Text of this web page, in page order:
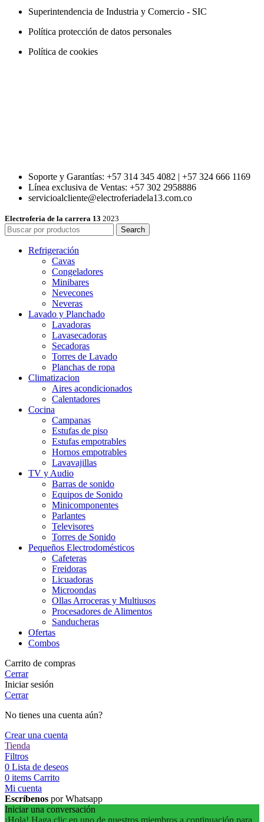
Superintendencia de Industria y Comercio - SIC
Política protección de datos personales
Política de cookies
Soporte y Garantías: +57 314 345 4082 | +57 324 666 1169
Línea exclusiva de Ventas: +57 302 2958886
servicioalcliente@electroferiadela13.com.co
Electroferia de la carrera 13 2023
Search
Refrigeración
Cavas
Congeladores
Minibares
Nevecones
Neveras
Lavado y Planchado
Lavadoras
Lavasecadoras
Secadoras
Torres de Lavado
Planchas de ropa
Climatizacion
Aires acondicionados
Calentadores
Cocina
Campanas
Estufas de piso
Estufas empotrables
Hornos empotrables
Lavavajillas
TV y Audio
Barras de sonido
Equipos de Sonido
Minicomponentes
Parlantes
Televisores
Torres de Sonido
Pequeños Electrodomésticos
Cafeteras
Freidoras
Licuadoras
Microondas
Ollas Arroceras y Multiusos
Procesadores de Alimentos
Sanducheras
Ofertas
Combos
Carrito de compras
Cerrar
Iniciar sesión
Cerrar
No tienes una cuenta aún?
Crear una cuenta
Tienda
Filtros
0 Lista de deseos
0 items Carrito
Mi cuenta
Escríbenos por Whatsapp
Iniciar una conversación